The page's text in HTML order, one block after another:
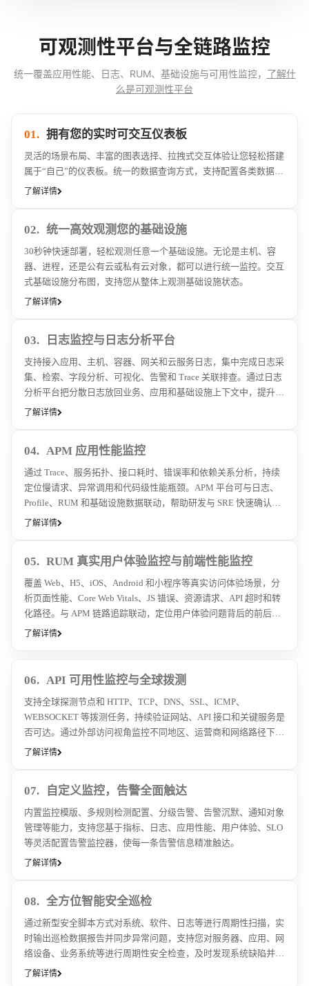
可观测性平台与全链路监控
统一覆盖应用性能、日志、RUM、基础设施与可用性监控， 了解什
么是可观测性平台
01. 拥有您的实时可交互仪表板
灵活的场景布局、丰富的图表选择、拉拽式交互体验让您轻松搭建
属于“自己”的仪表板。统一的数据查询方式，支持配置各类数据，
简单易上手。更内置多种系统模版，支持一键创建，快速满足您对
了解详情
02. 统一高效观测您的基础设施
30秒钟快速部署，轻松观测任意一个基础设施。无论是主机、容
器、进程，还是公有云或私有云对象，都可以进行统一监控。交互
式基础设施分布图，支持您从整体上观测基础设施状态。
了解详情
03. 日志监控与日志分析平台
支持接入应用、主机、容器、网关和云服务日志，集中完成日志采
集、检索、字段分析、可视化、告警和 Trace 关联排查。通过日志
分析平台把分散日志放回业务、应用和基础设施上下文中，提升故
障定位效率。
了解详情
04. APM 应用性能监控
通过 Trace、服务拓扑、接口耗时、错误率和依赖关系分析，持续
定位慢请求、异常调用和代码级性能瓶颈。APM 平台可与日志、
Profile、RUM 和基础设施数据联动，帮助研发与 SRE 快速确认问
题根因。
了解详情
05. RUM 真实用户体验监控与前端性能监控
覆盖 Web、H5、iOS、Android 和小程序等真实访问体验场景，分
析页面性能、Core Web Vitals、JS 错误、资源请求、API 超时和转
化路径。与 APM 链路追踪联动，定位用户体验问题背后的前后端
原因。
了解详情
06. API 可用性监控与全球拨测
支持全球探测节点和 HTTP、TCP、DNS、SSL、ICMP、
WEBSOCKET 等拨测任务，持续验证网站、API 接口和关键服务是
否可达。通过外部访问视角监控不同地区、运营商和网络路径下的
可用性与响应时间。
了解详情
07. 自定义监控，告警全面触达
内置监控模版、多规则检测配置、分级告警、告警沉默、通知对象
管理等能力，支持您基于指标、日志、应用性能、用户体验、SLO
等灵活配置告警监控器，使每一条告警信息精准触达。
了解详情
08. 全方位智能安全巡检
通过新型安全脚本方式对系统、软件、日志等进行周期性扫描，实
时输出巡检数据报告并同步异常问题，支持您对服务器、应用、网
络设备、业务系统等进行周期性安全检查，及时发现系统缺陷并获
取相关巡检报告及安全建议。
了解详情